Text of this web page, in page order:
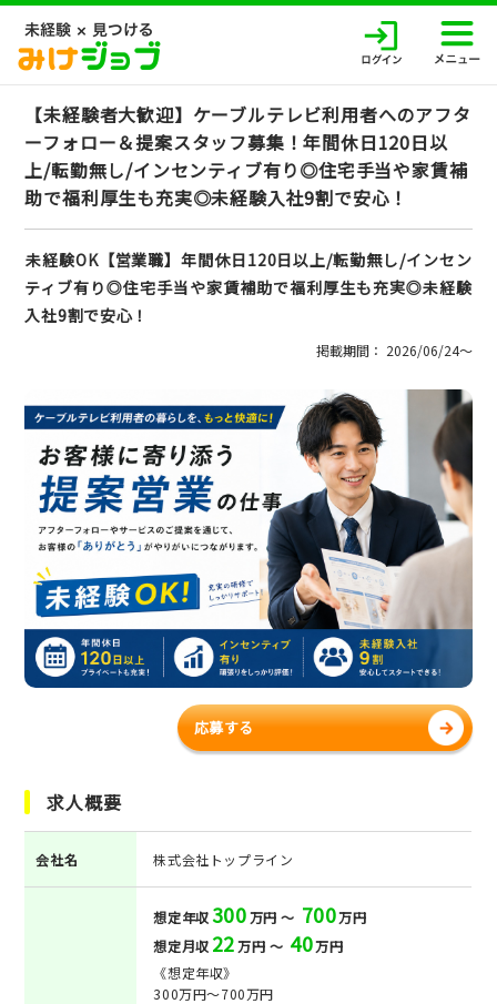
【未経験者大歓迎】ケーブルテレビ利用者へのアフタ
ーフォロー＆提案スタッフ募集！年間休日120日以
上/転勤無し/インセンティブ有り◎住宅手当や家賃補
助で福利厚生も充実◎未経験入社9割で安心！
未経験OK【営業職】年間休日120日以上/転勤無し/インセン
ティブ有り◎住宅手当や家賃補助で福利厚生も充実◎未経験
入社9割で安心！
掲載期間： 2026/06/24〜
応募する
求人概要
会社名 株式会社トップライン
想定年収300万円 ～ 700万円
想定月収 22万円 ～ 40万円
《想定年収》
300万円～700万円